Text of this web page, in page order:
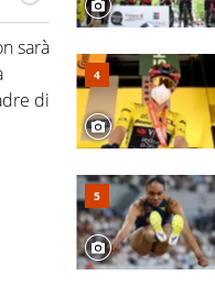
sarà
di